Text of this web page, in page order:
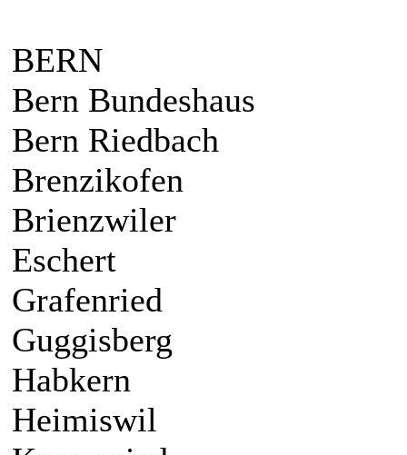
BERN
Bern Bundeshaus
Bern Riedbach
Brenzikofen
Brienzwiler
Eschert
Grafenried
Guggisberg
Habkern
Heimiswil